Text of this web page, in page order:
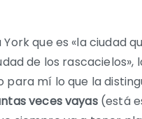
que es «la ciudad
de los rascacielos»,
para mí lo que la
veces vayas(está